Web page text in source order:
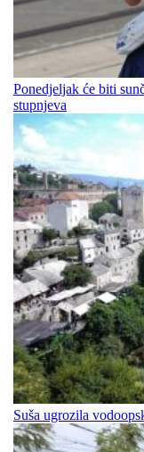
Ponedjeljak će biti
stupnjeva
Suša ugrozila